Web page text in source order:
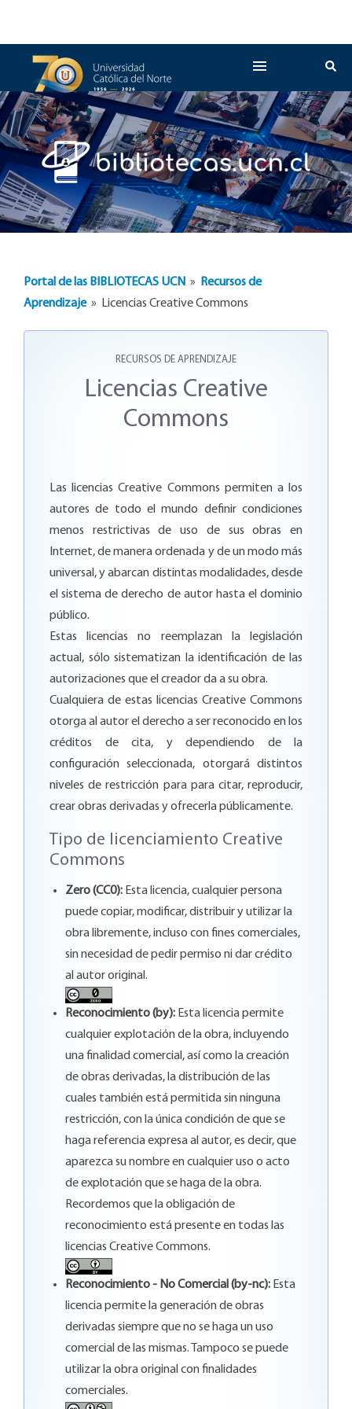
Portal de las BIBLIOTECAS UCN »
Recursos de
Aprendizaje» Licencias Creative Commons
RECURSOS DE APRENDIZAJE
Licencias Creative
Commons
Las licencias Creative Commons permiten a los
autores de todo el mundo definir condiciones
menos restrictivas de uso de sus obras en
Internet, de manera ordenada y de un modo más
universal, y abarcan distintas modalidades, desde
el sistema de derecho de autor hasta el dominio
público.
Estas licencias no reemplazan la legislación
actual, sólo sistematizan la identificación de las
autorizaciones que el creador da a su obra.
Cualquiera de estas licencias Creative Commons
otorga al autor el derecho a ser reconocido en los
créditos de cita, y dependiendo de la
configuración seleccionada, otorgará distintos
niveles de restricción para para citar, reproducir,
crear obras derivadas y ofrecerla públicamente.
Tipo de licenciamiento Creative
Commons
Zero (CC0): Esta licencia, cualquier persona
puede copiar, modificar, distribuir y utilizar la
obra libremente, incluso con fines comerciales,
sin necesidad de pedir permiso ni dar crédito
al autor original.
Reconocimiento (by): Esta licencia permite
cualquier explotación de la obra, incluyendo
una finalidad comercial, así como la creación
de obras derivadas, la distribución de las
cuales también está permitida sin ninguna
restricción, con la única condición de que se
haga referencia expresa al autor, es decir, que
aparezca su nombre en cualquier uso o acto
de explotación que se haga de la obra.
Recordemos que la obligación de
reconocimiento está presente en todas las
licencias Creative Commons.
Reconocimiento - No Comercial (by-nc): Esta
licencia permite la generación de obras
derivadas siempre que no se haga un uso
comercial de las mismas. Tampoco se puede
utilizar la obra original con finalidades
comerciales.